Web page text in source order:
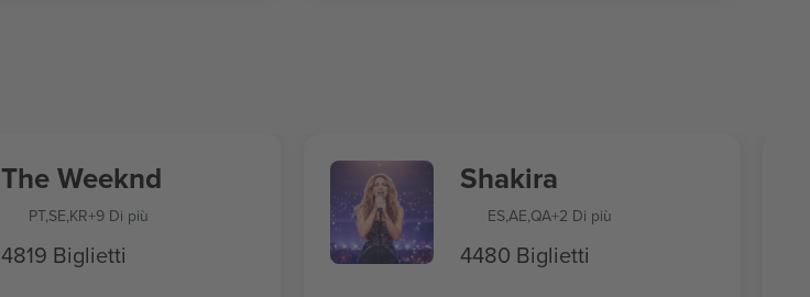
The Weeknd
PT,SE,KR+9 Di più
4819 Biglietti
Shakira
ES,AE,QA+2 Di più
4480 Biglietti